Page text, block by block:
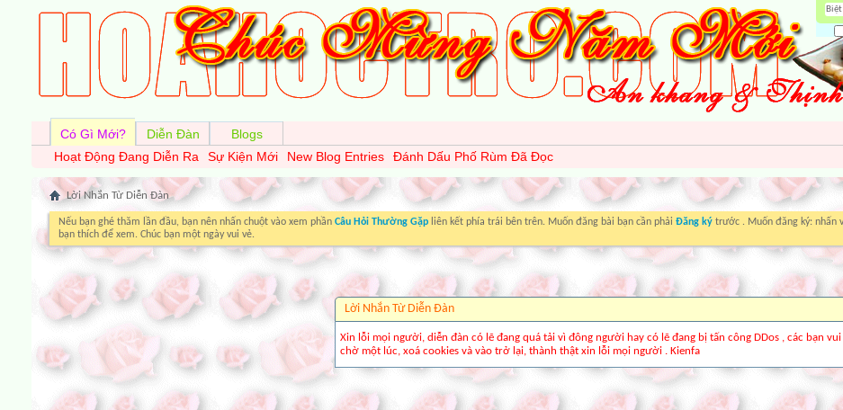
Có Gì Mới?
Hoạt Động Đang Diễn Ra
Sự Kiện Mới New Blog Entries Đánh Dấu Phố Rùm Đã Đọc
Diễn Đàn
Blogs
Lời Nhắn Từ Diễn Ðàn
Nếu bạn ghé thăm lần đầu, bạn nên nhấn chuột vào xem phần Câu Hỏi Thường Gặp liên kết phía trái bên trên. Muốn đăng bài bạn cần phải Đăng ký trước . Muốn đăng ký: nhấn
bạn thích để xem. Chúc bạn một ngày vui vẻ.
Lời Nhắn Từ Diễn Ðàn
Xin lỗi mọi người, diễn đàn có lẽ đang quá tải vì đông người hay có lẽ đang bị tấn công DDos , các bạn
chờ một lúc, xoá cookies và vào trở lại, thành thật xin lỗi mọi người . Kienfa